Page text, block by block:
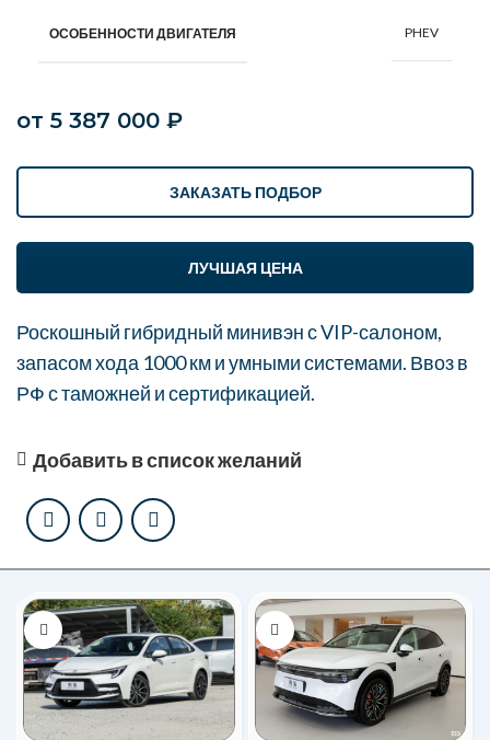
ОСОБЕННОСТИ ДВИГАТЕЛЯ PHEV
от 5 387 000 ₽
ЛУЧШАЯ ЦЕНА
ЗАКАЗАТЬ ПОДБОР
Роскошный гибридный минивэн с VIP-салоном,
запасом хода 1000 км и умными системами. Ввоз в
РФ с таможней и сертификацией.
Добавить в список желаний